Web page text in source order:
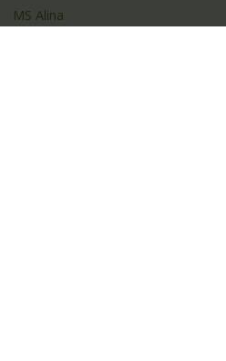
MS Alina
MS Anesha